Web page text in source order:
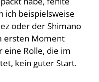
ich beispielsweise
oder der Shimano
ersten Moment
eine Rolle, die im
kein guter Start.